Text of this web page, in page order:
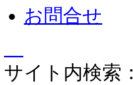
お問合せ
サイト内検索：